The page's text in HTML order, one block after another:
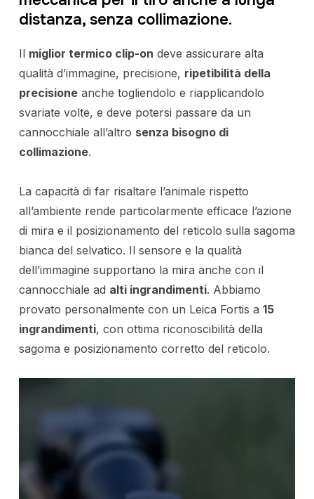
distanza, senza collimazione.
Il miglior termico clip-on deve assicurare alta
qualità d’immagine, precisione, ripetibilità della
precisioneanche togliendolo e riapplicandolo
svariate volte, e deve potersi passare da un
cannocchiale all’altro senza bisogno di
collimazione.
La capacità di far risaltare l’animale rispetto
all’ambiente rende particolarmente efficace l’azione
di mira e il posizionamento del reticolo sulla sagoma
bianca del selvatico. Il sensore e la qualità
dell’immagine supportano la mira anche con il
cannocchiale ad alti ingrandimenti. Abbiamo
provato personalmente con un Leica Fortis a 15
ingrandimenti, con ottima riconoscibilità della
sagoma e posizionamento corretto del reticolo.